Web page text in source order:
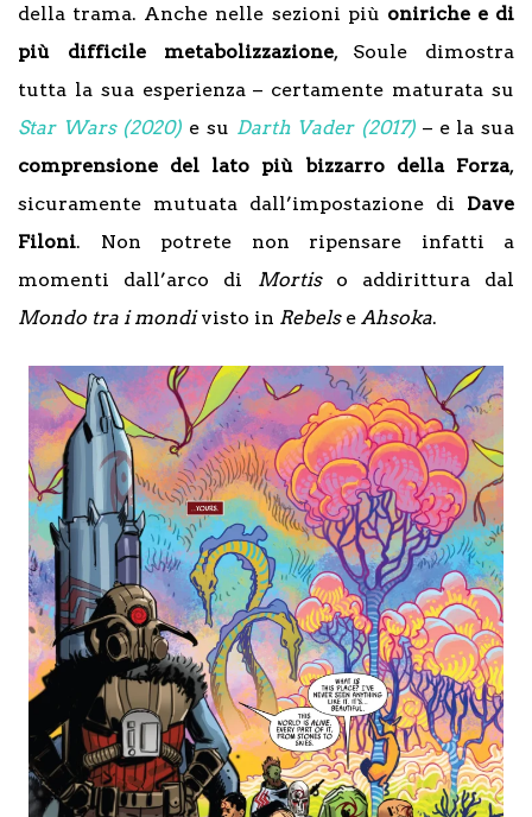
della trama. Anche nelle sezioni più oniriche e di
più difficile metabolizzazione, Soule dimostra
tutta la sua esperienza – certamente maturata su
Star Wars (2020) e su Darth Vader (2017) – e la sua
comprensione del lato più bizzarro della Forza,
sicuramente mutuata dall’impostazione di Dave
Filoni. Non potrete non ripensare infatti a
momenti dall’arco di Mortis o addirittura dal
Mondo tra i mondivisto in Rebelse Ahsoka.